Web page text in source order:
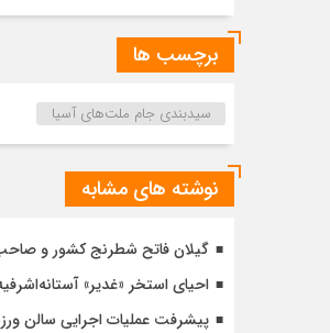
برچسب ها
سیدبندی جام ملت‌های آسیا
نوشته های مشابه
گیلان فاتح شطرنج کشور و
احیای استخر «غدیر»
پیشرفت عملیات اجرایی سالن